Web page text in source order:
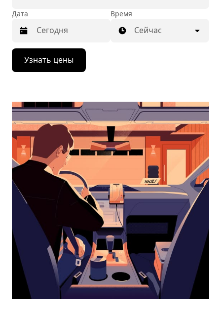
Дата
Нажмите
стрелку
вниз,
календарю
выбрать
дату.
Чтобы
закрыть
календарь,
нажмите
Esc.
Время
Сейчас
Узнать цены